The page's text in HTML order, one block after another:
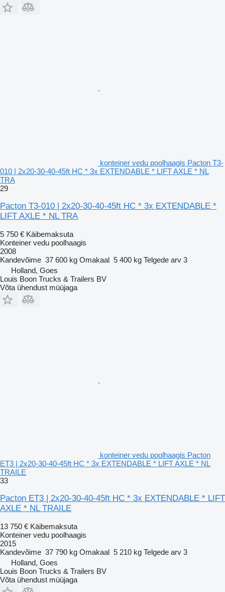
konteiner vedu poolhaagis Pacton T3-
010 | 2x20-30-40-45ft HC * 3x EXTENDABLE * LIFT AXLE * NL
TRA
29
Pacton T3-010 | 2x20-30-40-45ft HC * 3x EXTENDABLE *
LIFT AXLE * NL TRA
5 750 € Käibemaksuta
Konteiner vedu poolhaagis
2008
Kandevõime 37 600 kg Omakaal 5 400 kg Telgede arv 3
Holland, Goes
Louis Boon Trucks & Trailers BV
Võta ühendust müüjaga
konteiner vedu poolhaagis Pacton
ET3 | 2x20-30-40-45ft HC * 3x EXTENDABLE * LIFT AXLE * NL
TRAILE
33
Pacton ET3 | 2x20-30-40-45ft HC * 3x EXTENDABLE * LIFT
AXLE * NL TRAILE
13 750 € Käibemaksuta
Konteiner vedu poolhaagis
2015
Kandevõime 37 790 kg Omakaal 5 210 kg Telgede arv 3
Holland, Goes
Louis Boon Trucks & Trailers BV
Võta ühendust müüjaga